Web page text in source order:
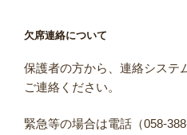
欠席連絡について
保護者の方から、連絡システ
ご連絡ください。
緊急等の場合は電話（058-